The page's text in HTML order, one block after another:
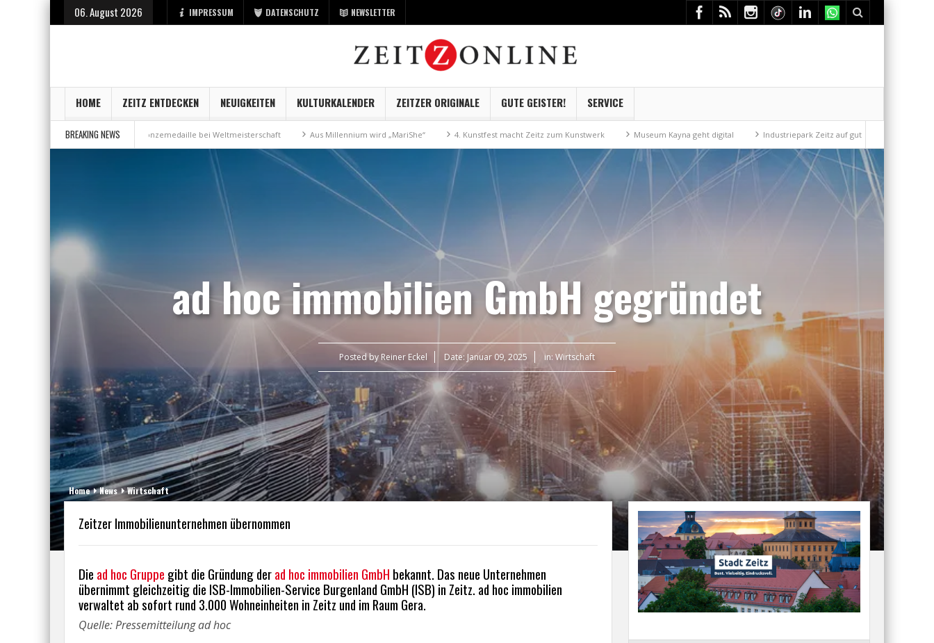
06. August 2026 IMPRESSUM DATENSCHUTZ NEWSLETTER
HOME ZEITZ ENTDECKEN NEUIGKEITEN KULTURKALENDER ZEITZER ORIGINALE GUTE GEISTER! SERVICE
BREAKING NEWS
Bronzemedaille bei Weltmeisterschaft Aus Millennium wird „MariShe“ 4. Kunstfest macht Zeitz zum Kunstwerk Museum Kayna geht digital Industriepark Zeitz auf gutem Weg Mit der
ad hoc immobilien GmbH gegründet
Posted by Reiner Eckel Date: Januar 09, 2025 in: Wirtschaft
Home News Wirtschaft
Zeitzer Immobilienunternehmen übernommen
Die ad hoc Gruppe gibt die Gründung derad hoc immobilien GmbH bekannt. Das neue Unternehmen
übernimmt gleichzeitig die ISB-Immobilien-Service Burgenland GmbH (ISB) in Zeitz. ad hoc immobilien
verwaltet ab sofort rund 3.000 Wohneinheiten in Zeitz und im Raum Gera.
Quelle: Pressemitteilung ad hoc